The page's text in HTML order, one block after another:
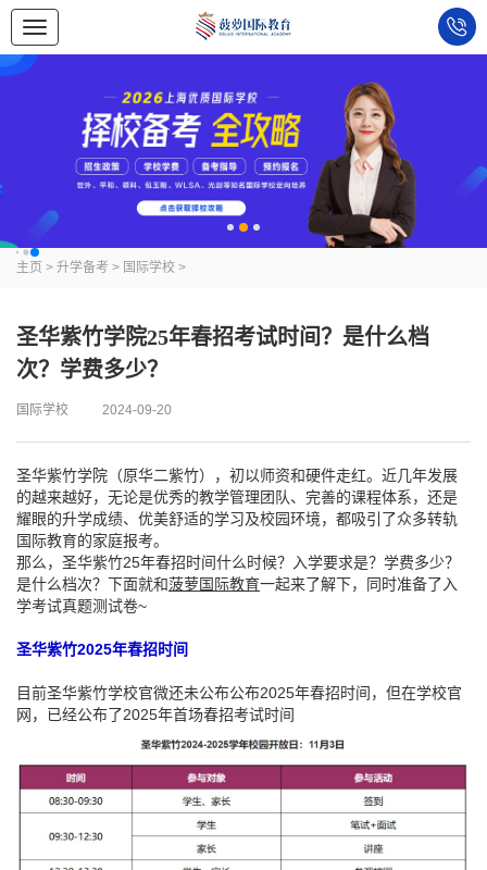
主页 > 升学备考 > 国际学校 >
圣华紫竹学院25年春招考试时间？是什么档
次？学费多少？
国际学校 2024-09-20
圣华紫竹学院（原华二紫竹），初以师资和硬件走红。近几年发展
的越来越好，无论是优秀的教学管理团队、完善的课程体系，还是
耀眼的升学成绩、优美舒适的学习及校园环境，都吸引了众多转轨
国际教育的家庭报考。
那么，圣华紫竹25年春招时间什么时候？入学要求是？学费多少？
是什么档次？下面就和菠萝国际教育一起来了解下，同时准备了入
学考试真题测试卷~
圣华紫竹2025年春招时间
目前圣华紫竹学校官微还未公布公布2025年春招时间，但在学校官
网，已经公布了2025年首场春招考试时间